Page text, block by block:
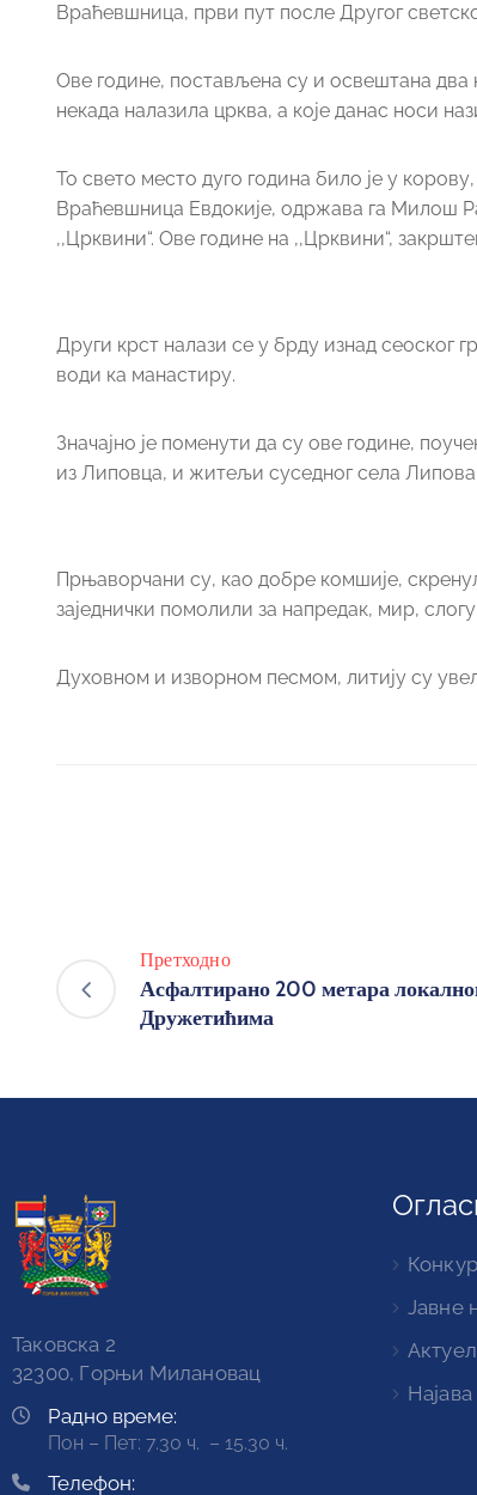
Враћевшница, први пут после Другог
Ове године, постављена су и освештана два
некада налазила црква, а које данас носи
То свето место дуго година било је у
Враћевшница Евдокије, одржава га Милош
,,Црквини“. Ове године на ,,Црквини“,
Други крст налази се у брду изнад сеоског
води ка манастиру.
Значајно је поменути да су ове године,
из Липовца, и житељи суседног села
Прњаворчани су, као добре комшије,
заједнички помолили за напредак, мир,
Духовном и изворном песмом, литију су
Претходно
Асфалтирано 200 метара
Дружетићима
Таковска 2
32300, Горњи Милановац
Радно време:
Пон – Пет: 7.30 ч. – 15.30 ч.
Телефон:
Јавне
Најава